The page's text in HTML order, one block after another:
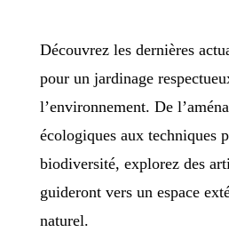
Découvrez les dernières
pour un jardinage
l’environnement. De
écologiques aux techniques
biodiversité, explorez des
guideront vers un espace
naturel.